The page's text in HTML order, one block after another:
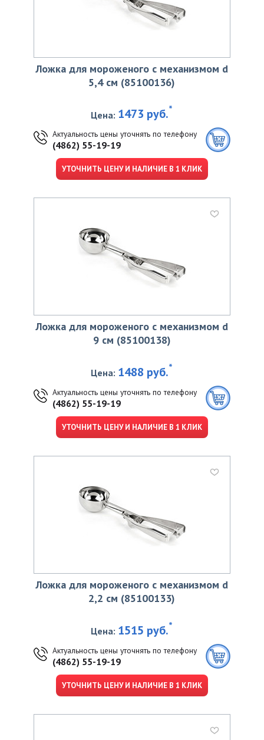
Ложка для мороженого с механизмом d
5,4 см (85100136)
Цена: 1473 руб.*
Актуальность цены уточнять по телефону
(4862) 55-19-19
УТОЧНИТЬ ЦЕНУ И НАЛИЧИЕ В 1 КЛИК
Ложка для мороженого с механизмом d
9 см (85100138)
Цена: 1488 руб.*
Актуальность цены уточнять по телефону
(4862) 55-19-19
УТОЧНИТЬ ЦЕНУ И НАЛИЧИЕ В 1 КЛИК
Ложка для мороженого с механизмом d
2,2 см (85100133)
Цена: 1515 руб.*
Актуальность цены уточнять по телефону
(4862) 55-19-19
УТОЧНИТЬ ЦЕНУ И НАЛИЧИЕ В 1 КЛИК